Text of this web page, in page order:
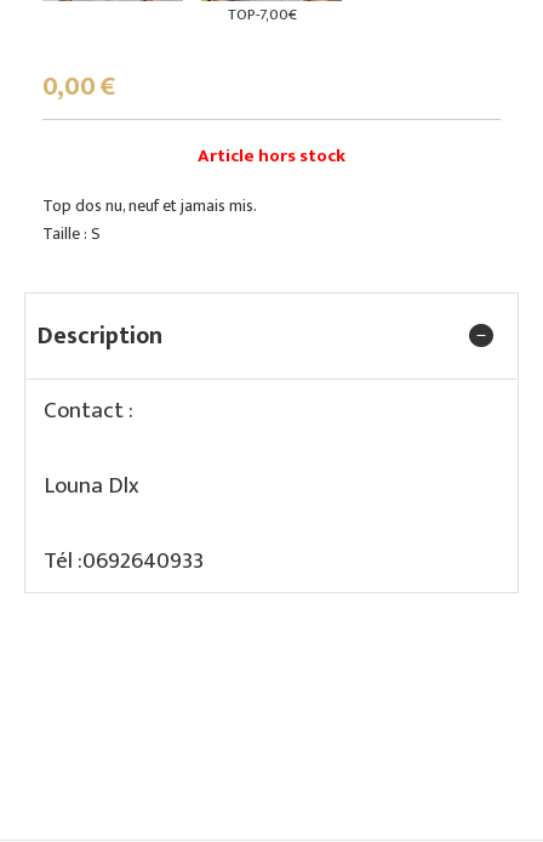
TOP-7,00€
0,00€
Article hors stock
Top dos nu, neuf et jamais mis.
Taille : S
Description
Contact :
Louna Dlx
Tél :0692640933